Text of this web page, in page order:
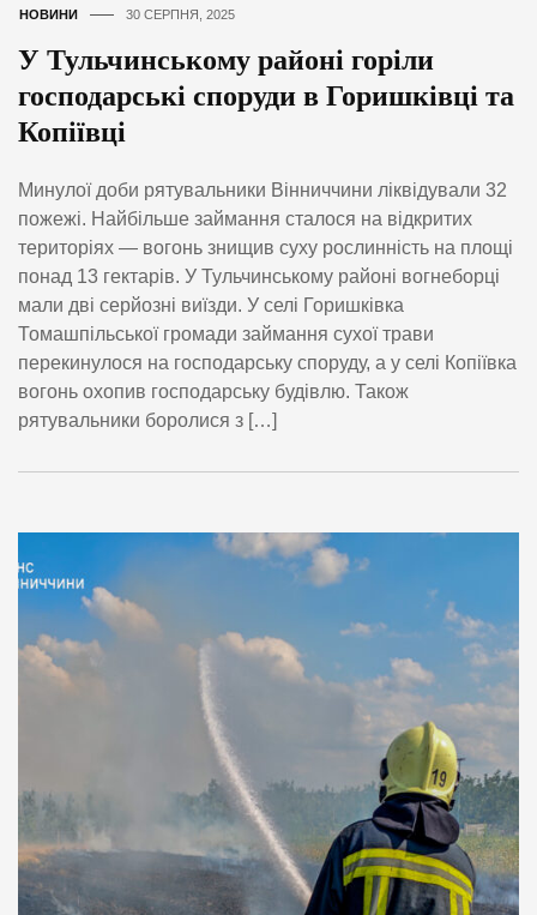
НОВИНИ 30 СЕРПНЯ, 2025
У Тульчинському районі горіли
господарські споруди в Горишківці та
Копіївці
Минулої доби рятувальники Вінниччини ліквідували 32
пожежі. Найбільше займання сталося на відкритих
територіях — вогонь знищив суху рослинність на площі
понад 13 гектарів. У Тульчинському районі вогнеборці
мали дві серйозні виїзди. У селі Горишківка
Томашпільської громади займання сухої трави
перекинулося на господарську споруду, а у селі Копіївка
вогонь охопив господарську будівлю. Також
рятувальники боролися з […]